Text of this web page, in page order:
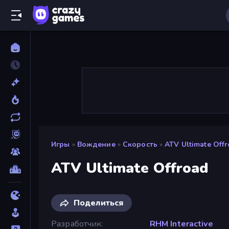
Игры » Вождение » Скорость » ATV Ultimate
ATV Ultimate Offroad
Поделиться
Разработчик
RHM Interactive